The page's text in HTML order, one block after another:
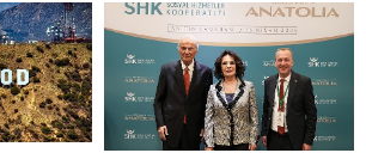
merak edilenleri inceliyoruz.